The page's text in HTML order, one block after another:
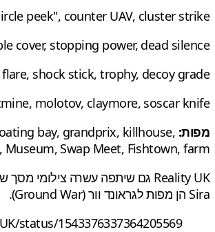
peek", counter UAV, cluster strike
cover, stopping power, dead silence
flare, shock stick, trophy, decoy grade
molotov, claymore, soscar knife
מפות: bay, grandprix, killhouse,
Swap Meet, Fishtown, farm
Sira הן מפות לגראונד וור (Ground War).
status/1543376337364205569